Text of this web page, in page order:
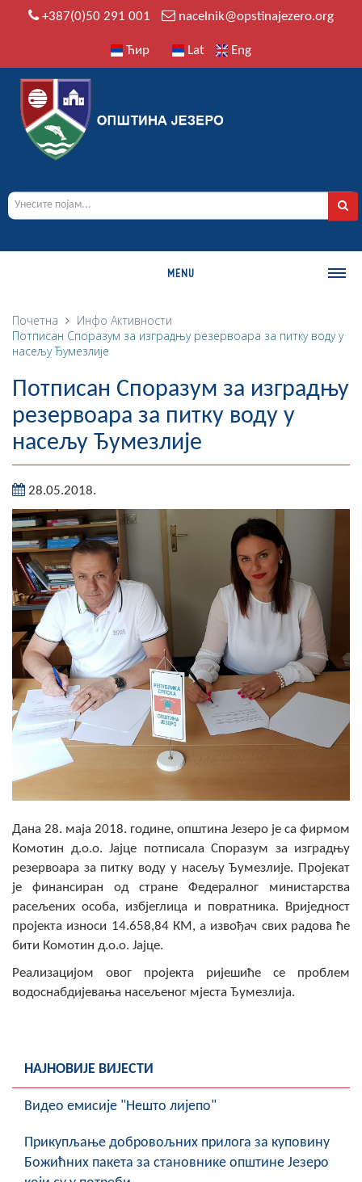
+387(0)50 291 001 nacelnik@opstinajezero.org
Ћир Lat Eng
MENU
О ОПШТИНИ
Историја
Географија
Насељена мјеста
Занимљивости
Фотогалерија
НАЧЕЛНИК
О Начелнику
Замјеник начелника
Извјештај о раду начелника
СКУПШТИНА
Статут Општине
Скупштинско вијеће општине језеро
Састав Скупштине
ОПШТИНСКА УПРАВА
ИНФО
Активности
Јавни позиви
Заштита од пожара
COVID 19
Геоистраживања
Почетна Инфо Активности
Потписан Споразум за изградњу резервоара за питку воду у
насељу Ђумезлије
Потписан Споразум за изградњу
резервоара за питку воду у
насељу Ђумезлије
28.05.2018.
Дана 28. маја 2018. године, општина Језеро је са фирмом
Комотин д.о.о. Јајце потписала Споразум за изградњу
резервоара за питку воду у насељу Ђумезлије. Пројекат
је финансиран од стране Федералног министарства
расељених особа, избјеглица и повратника. Вриједност
пројекта износи 14.658,84 КМ, а извођач свих радова ће
бити Комотин д.о.о. Јајце.
Реализацијом овог пројекта ријешиће се проблем
водоснабдијевања насељеног мјеста Ђумезлија.
НАЈНОВИЈЕ ВИЈЕСТИ
Видео емисије "Нешто лијепо"
Прикупљање добровољних прилога за куповину
Божићних пакета за становнике општине Језеро